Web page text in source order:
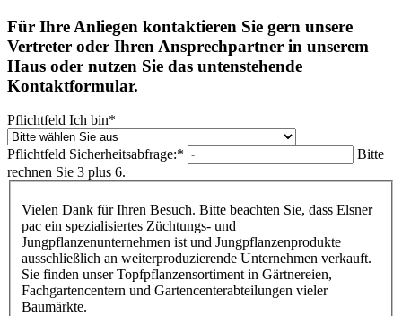
Für Ihre Anliegen kontaktieren Sie gern unsere
Vertreter oder Ihren Ansprechpartner in unserem
Haus oder nutzen Sie das untenstehende
Kontaktformular.
Pflichtfeld Ich bin*
Pflichtfeld Sicherheitsabfrage:*
Bitte
rechnen Sie 3 plus 6.
Vielen Dank für Ihren Besuch. Bitte beachten Sie, dass Elsner
pac ein spezialisiertes Züchtungs- und
Jungpflanzenunternehmen ist und Jungpflanzenprodukte
ausschließlich an weiterproduzierende Unternehmen verkauft.
Sie finden unser Topfpflanzensortiment in Gärtnereien,
Fachgartencentern und Gartencenterabteilungen vieler
Baumärkte.